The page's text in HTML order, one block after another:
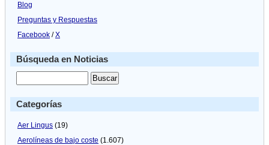
Blog
Preguntas y Respuestas
Facebook /X
Búsqueda en Noticias
Categorías
Aer Lingus (19)
Aerolíneas de bajo coste (1.607)